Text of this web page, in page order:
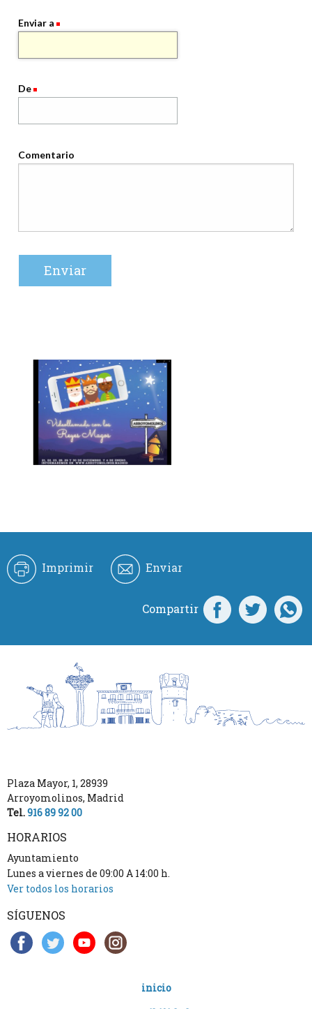
Enviar a
De
Comentario
Imprimir Enviar
Compartir
Plaza Mayor, 1, 28939
Arroyomolinos, Madrid
Tel.916 89 92 00
HORARIOS
Ayuntamiento
Lunes a viernes de 09:00 A 14:00 h.
Ver todos los horarios
SÍGUENOS
inicio